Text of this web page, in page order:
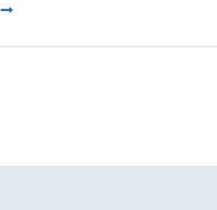
THESSALONIKI AMONG MOST